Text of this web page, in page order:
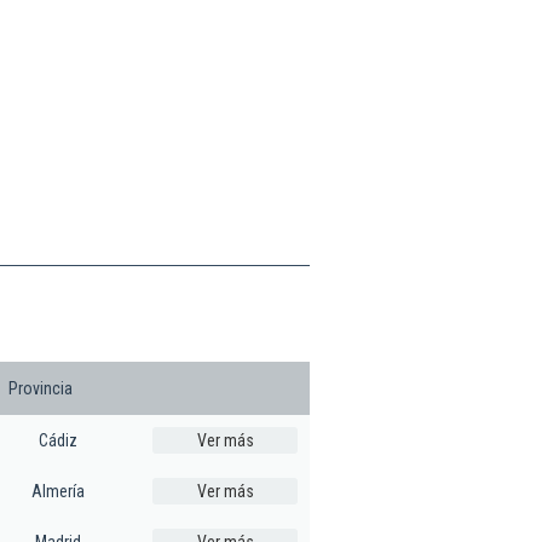
Provincia
Cádiz Ver más
Almería Ver más